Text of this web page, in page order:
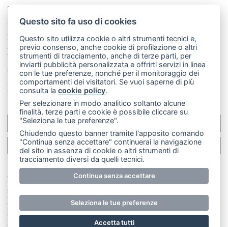
Telefono:
mail: redazione@merateonline.it
La redazione
CasateOnline LeccoOnline
RSS
Made by VIP
Privacy policy
Cookie policy
Rivedi le tue scelte sui cookie
SCRIVICI
PER LA TUA PUBBLICITÀ
© Copyright Merateonline S.r.l. - Tutti i diritti riservati.
E' proibita la riproduzione e pubblicazione anche
parziale di testi, articoli e immagini senza la
preventiva autorizzazione scritta dell'editore. RI Lecco
numero Rea LC 291.277 - Capitale sociale 10.329,14 €
Questo sito fa uso di cookies
Questo sito utilizza cookie o altri strumenti tecnici e,
previo consenso, anche cookie di profilazione o altri
strumenti di tracciamento, anche di terze parti, per
inviarti pubblicità personalizzata e offrirti servizi in linea
con le tue preferenze, nonché per il monitoraggio dei
comportamenti dei visitatori. Se vuoi saperne di più
consulta lacookie policy.
Per selezionare in modo analitico soltanto alcune
finalità, terze parti e cookie è possibile cliccare su
"Seleziona le tue preferenze".
Chiudendo questo banner tramite l'apposito comando
"Continua senza accettare" continuerai la navigazione
del sito in assenza di cookie o altri strumenti di
tracciamento diversi da quelli tecnici.
Continua senza accettare
Seleziona le tue preferenze
Accetta tutti